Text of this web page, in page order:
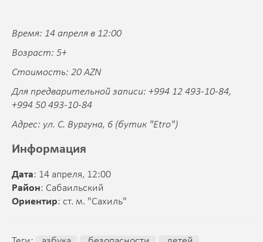
Время: 14 апреля в 12:00
Возраст: 5+
Стоимость: 20 AZN
Для предварительной записи: +994 12 493-10-84,
+994 50 493-10-84
Адрес: ул. С. Вургуна, 6 (бутик "Etro")
Информация
Дата: 14 апреля, 12:00
Район: Сабаильский
Ориентир: ст. м. "Сахиль"